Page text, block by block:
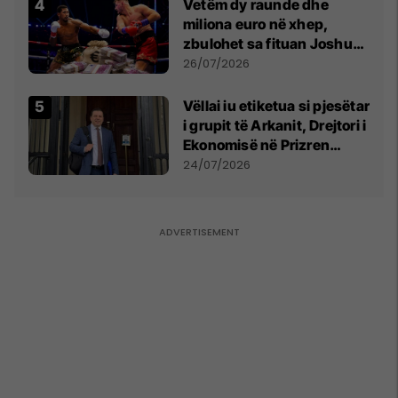
Vetëm dy raunde dhe
miliona euro në xhep,
zbulohet sa fituan Joshua
e Prenga
26/07/2026
Vëllai iu etiketua si pjesëtar
i grupit të Arkanit, Drejtori i
Ekonomisë në Prizren
mohon pretendimet
24/07/2026